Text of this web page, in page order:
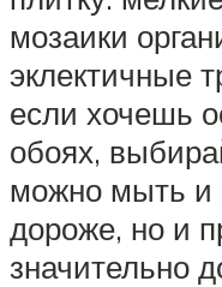
мозаики
эклектичные
если хочешь
обоях,
можно мыть и
дороже, но и
значительно